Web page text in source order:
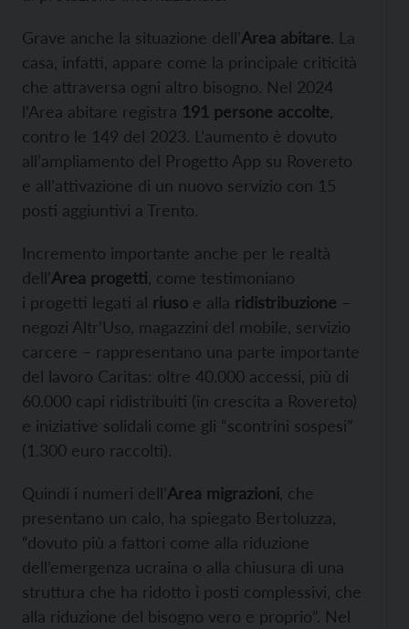
Grave anche la situazione dell’Area abitare. La
casa, infatti, appare come la principale criticità
che attraversa ogni altro bisogno. Nel 2024
l’Area abitare registra 191 persone accolte
contro le 149 del 2023. L’aumento è dovuto
all’ampliamento del Progetto App su Rovereto
e all’attivazione di un nuovo servizio con 15
posti aggiuntivi a Trento.
Incremento importante anche per le realtà
dell’Area progetti , come testimoniano
i progetti legati al riuso e alla ridistribuzione –
negozi Altr’Uso, magazzini del mobile, servizio
carcere – rappresentano una parte importante
del lavoro Caritas: oltre 40.000 accessi, più di
60.000 capi ridistribuiti (in crescita a Rovereto)
e iniziative solidali come gli “scontrini sospesi”
(1.300 euro raccolti).
Quindi i numeri dell’Area migrazioni , che
presentano un calo, ha spiegato Bertoluzza,
“dovuto più a fattori come alla riduzione
dell’emergenza ucraina o alla chiusura di una
struttura che ha ridotto i posti complessivi, che
alla riduzione del bisogno vero e proprio”. Nel